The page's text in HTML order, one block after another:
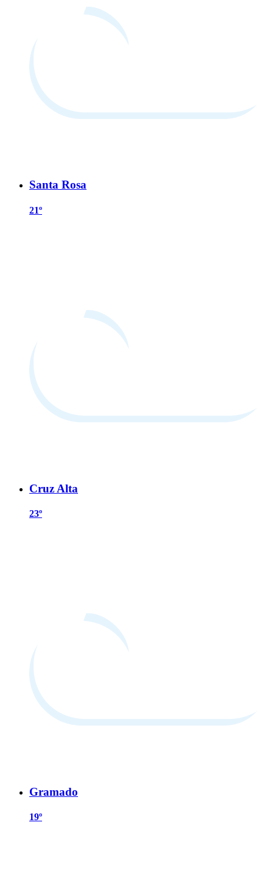
Santa Rosa
21º
Cruz Alta
23º
Gramado
19º